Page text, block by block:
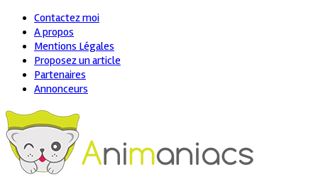
Contactez moi
A propos
Mentions Légales
Proposez un article
Partenaires
Annonceurs